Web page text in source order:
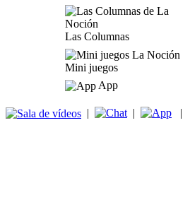
Las Columnas
Mini juegos
App
| | |